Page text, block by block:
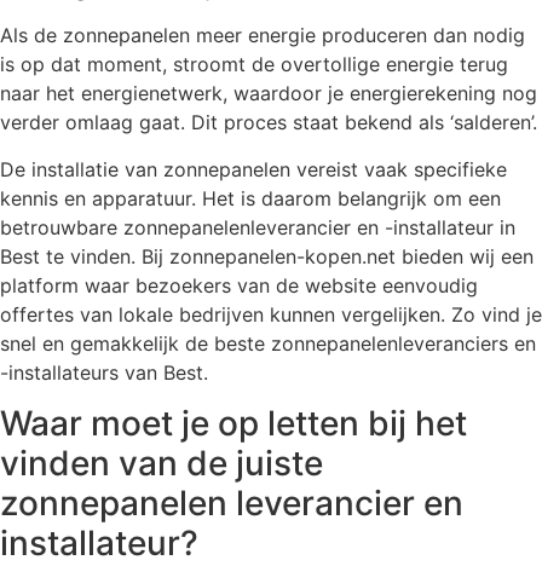
Als de zonnepanelen meer energie produceren dan nodig
is op dat moment, stroomt de overtollige energie terug
naar het energienetwerk, waardoor je energierekening nog
verder omlaag gaat. Dit proces staat bekend als ‘salderen’.
De installatie van zonnepanelen vereist vaak specifieke
kennis en apparatuur. Het is daarom belangrijk om een
betrouwbare zonnepanelenleverancier en -installateur in
Best te vinden. Bij zonnepanelen-kopen.net bieden wij een
platform waar bezoekers van de website eenvoudig
offertes van lokale bedrijven kunnen vergelijken. Zo vind je
snel en gemakkelijk de beste zonnepanelenleveranciers en
-installateurs van Best.
Waar moet je op letten bij het
vinden van de juiste
zonnepanelen leverancier en
installateur?